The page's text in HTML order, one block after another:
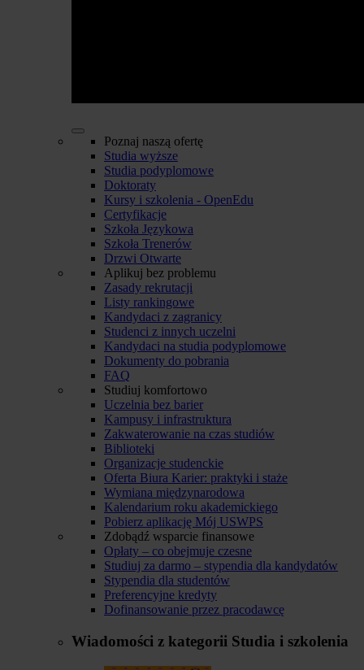
Poznaj naszą ofertę
Studia wyższe
Studia podyplomowe
Doktoraty
Kursy i szkolenia - OpenEdu
Certyfikacje
Szkoła Językowa
Szkoła Trenerów
Drzwi Otwarte
Aplikuj bez problemu
Zasady rekrutacji
Listy rankingowe
Kandydaci z zagranicy
Studenci z innych uczelni
Kandydaci na studia podyplomowe
Dokumenty do pobrania
FAQ
Studiuj komfortowo
Uczelnia bez barier
Kampusy i infrastruktura
Zakwaterowanie na czas studiów
Biblioteki
Organizacje studenckie
Oferta Biura Karier: praktyki i staże
Wymiana międzynarodowa
Kalendarium roku akademickiego
Pobierz aplikację Mój USWPS
Zdobądź wsparcie finansowe
Opłaty – co obejmuje czesne
Studiuj za darmo – stypendia dla kandydatów
Stypendia dla studentów
Preferencyjne kredyty
Dofinansowanie przez pracodawcę
Wiadomości z kategorii Studia i szkolenia